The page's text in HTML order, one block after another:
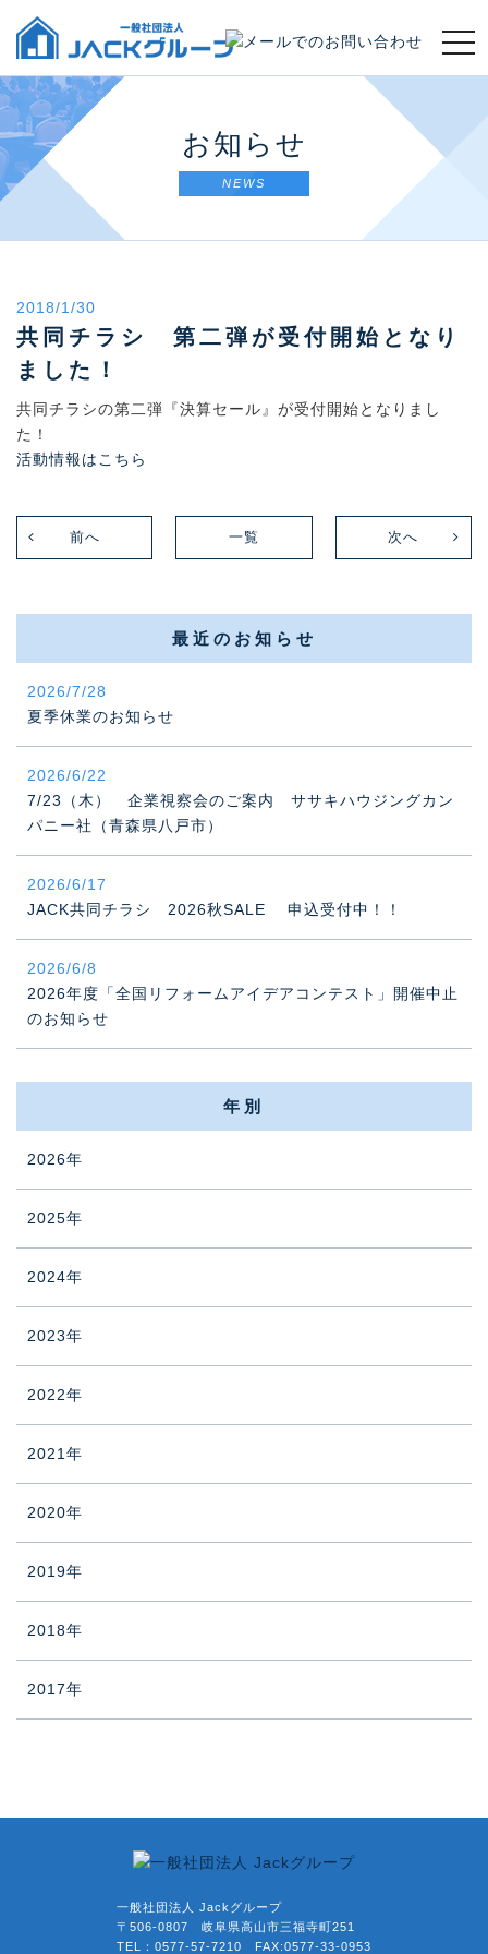
t
i
お知らせ
NEWS
2018/1/30
共同チラシ 第二弾が受付開始となり
ました！
共同チラシの第二弾『決算セール』が受付開始となりまし
た！
活動情報はこちら
前へ 次へ
一覧
最近のお知らせ
2026/7/28
夏季休業のお知らせ
2026/6/22
7/23（木） 企業視察会のご案内 ササキハウジングカン
パニー社（青森県八戸市）
2026/6/17
JACK共同チラシ 2026秋SALE 申込受付中！！
2026/6/8
2026年度「全国リフォームアイデアコンテスト」開催中止
のお知らせ
年別
2026年
2025年
2024年
2023年
2022年
2021年
2020年
2019年
2018年
2017年
一般社団法人 Jackグループ
〒506-0807 岐阜県高山市三福寺町251
TEL：0577-57-7210 FAX:0577-33-0953